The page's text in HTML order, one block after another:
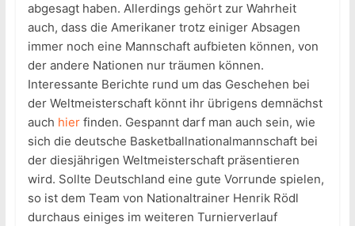
abgesagt haben. Allerdings gehört zur Wahrheit
auch, dass die Amerikaner trotz einiger Absagen
immer noch eine Mannschaft aufbieten können, von
der andere Nationen nur träumen können.
Interessante Berichte rund um das Geschehen bei
der Weltmeisterschaft könnt ihr übrigens demnächst
auch hierfinden. Gespannt darf man auch sein, wie
sich die deutsche Basketballnationalmannschaft bei
der diesjährigen Weltmeisterschaft präsentieren
wird. Sollte Deutschland eine gute Vorrunde spielen,
so ist dem Team von Nationaltrainer Henrik Rödl
durchaus einiges im weiteren Turnierverlauf